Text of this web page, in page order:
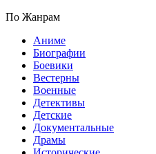
По Жанрам
Аниме
Биографии
Боевики
Вестерны
Военные
Детективы
Детские
Документальные
Драмы